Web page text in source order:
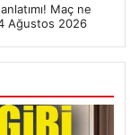
Maç ne
Ağustos 2026